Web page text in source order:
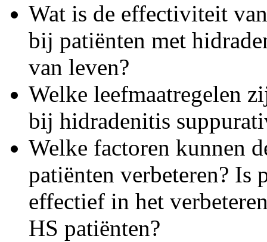
Wat is de effectiviteit
bij patiënten met
van leven?
Welke leefmaatregelen
bij hidradenitis
Welke factoren kunnen
patiënten verbeteren? Is
effectief in het
HS patiënten?